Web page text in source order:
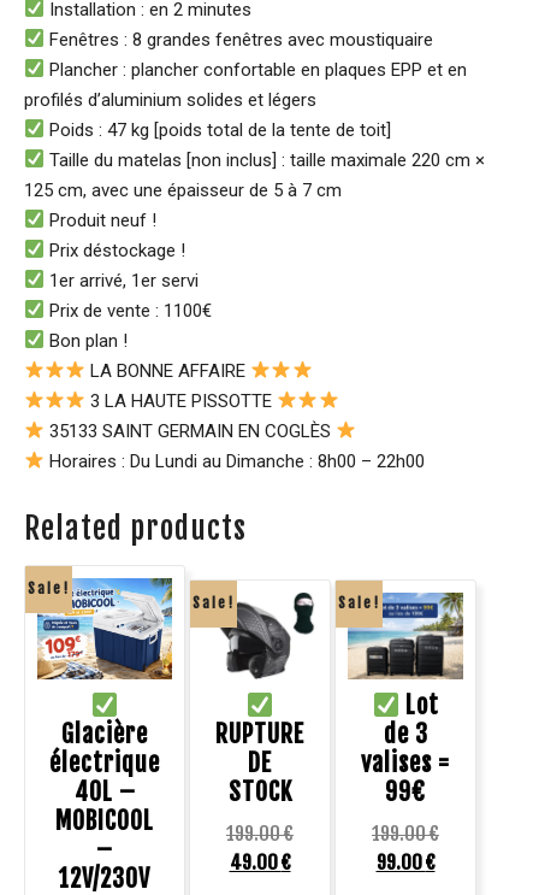
Installation : en 2 minutes
Fenêtres : 8 grandes fenêtres avec moustiquaire
Plancher : plancher confortable en plaques EPP et en
profilés d’aluminium solides et légers
Poids : 47 kg [poids total de la tente de toit]
Taille du matelas [non inclus] : taille maximale 220 cm ×
125 cm, avec une épaisseur de 5 à 7 cm
Produit neuf !
Prix déstockage !
1er arrivé, 1er servi
Prix de vente : 1100€
Bon plan !
LA BONNE AFFAIRE
3 LA HAUTE PISSOTTE
35133 SAINT GERMAIN EN COGLÈS
Horaires : Du Lundi au Dimanche : 8h00 – 22h00
Related products
Sale!
Glacière
électrique
40L –
MOBICOOL
–
12V/230V
Sale!
RUPTURE
DE
STOCK
199.00€
49.00€
Sale!
Lot
de 3
valises =
99€
199.00€
99.00€